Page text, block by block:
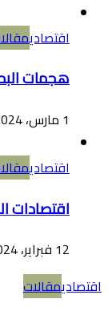
اقتصادي
هجمات
1 مارس، 2024
اقتصادي
اقتصادات
12 فبراير، 2024
اقتصاديمقالات